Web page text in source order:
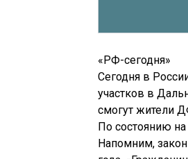
«РФ-сегодня»
Сегодня в
участков в
смогут жители
По состоянию
Напомним,